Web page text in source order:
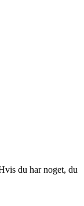
du har noget, du